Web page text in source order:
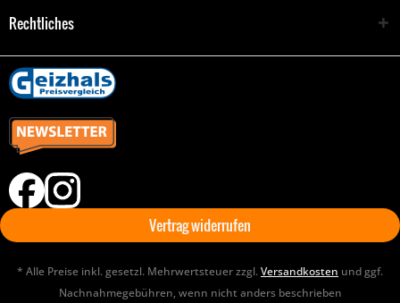
Rechtliches
Vertrag widerrufen
* Alle Preise inkl. gesetzl. Mehrwertsteuer zzgl.Versandkosten und ggf.
Nachnahmegebühren, wenn nicht anders beschrieben